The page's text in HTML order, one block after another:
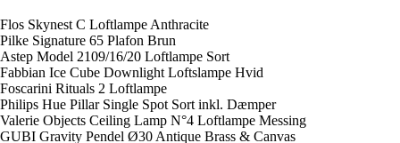
Flos Skynest C Loftlampe Anthracite
Pilke Signature 65 Plafon Brun
Astep Model 2109/16/20 Loftlampe Sort
Fabbian Ice Cube Downlight Loftslampe Hvid
Foscarini Rituals 2 Loftlampe
Philips Hue Pillar Single Spot Sort inkl. Dæmper
Valerie Objects Ceiling Lamp N°4 Loftlampe Messing
GUBI Gravity Pendel Ø30 Antique Brass & Canvas